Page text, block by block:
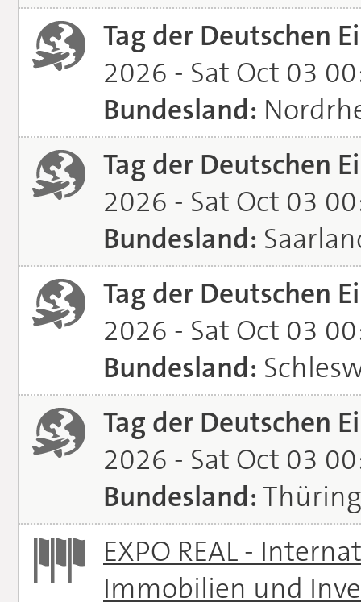
Tag der Deutschen
2026 - Sat Oct 03
Bundesland:
Tag der Deutschen
2026 - Sat Oct 03
Bundesland:
Tag der Deutschen
2026 - Sat Oct 03
Bundesland:
Tag der Deutschen
2026 - Sat Oct 03
Bundesland:
EXPO REAL -
Immobilien und